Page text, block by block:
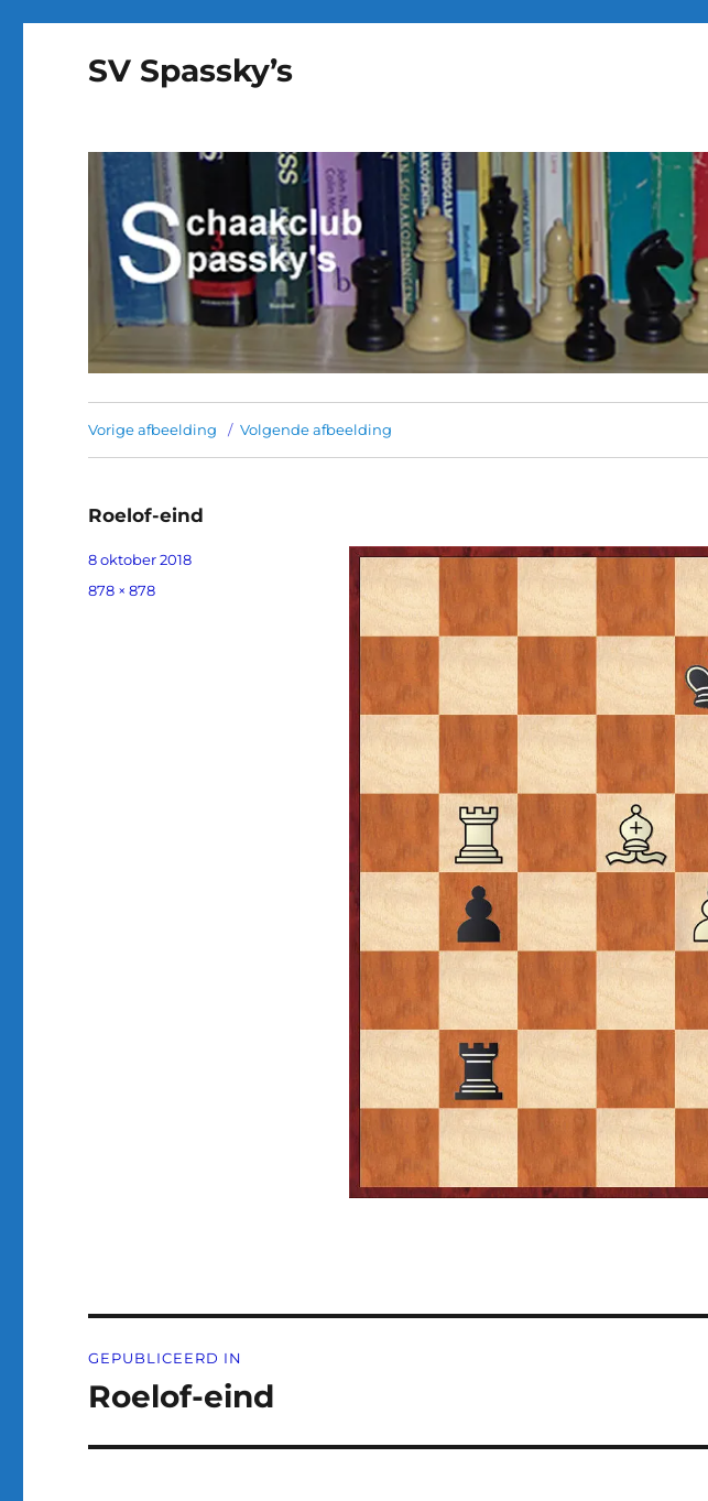
SV Spassky’s
Vorige afbeelding Volgende afbeelding
Roelof-eind
Geplaatst
op
8 oktober 2018
Volledige
878 × 878
navigatie
GEPUBLICEERD IN
Roelof-eind